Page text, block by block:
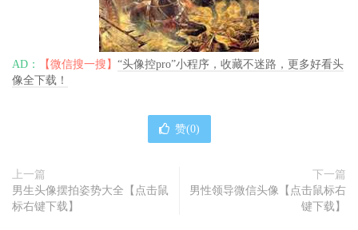
AD： 【微信搜一搜】 “头像控pro”小程序，收藏不迷路，更多好看头
像全下载！
赞(0)
上一篇
男生头像摆拍姿势大全【点击鼠
标右键下载】
下一篇
男性领导微信头像【点击鼠标右
键下载】